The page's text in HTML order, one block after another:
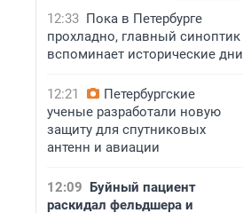
12:33 Пока в Петербурге
прохладно, главный синоптик
вспоминает исторические дни
12:21
Петербургские
ученые разработали новую
защиту для спутниковых
антенн и авиации
12:09 Буйный пациент
раскидал фельдшера и